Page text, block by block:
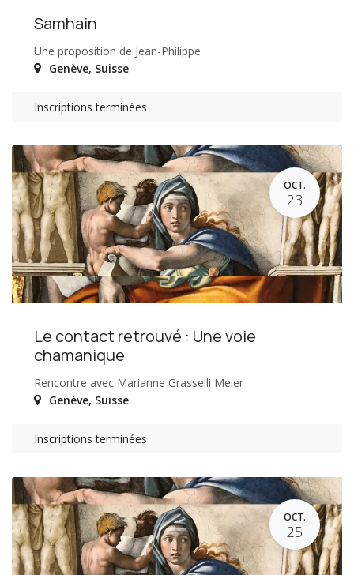
Samhain
Une proposition de Jean-Philippe
Genève, Suisse
Inscriptions terminées
OCT.
23
Le contact retrouvé : Une voie
chamanique
Rencontre avec Marianne Grasselli Meier
Genève, Suisse
Inscriptions terminées
OCT.
25